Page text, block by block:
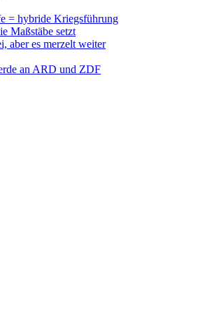
= hybride Kriegsführung
Maßstäbe setzt
aber es merzelt weiter
an ARD und ZDF